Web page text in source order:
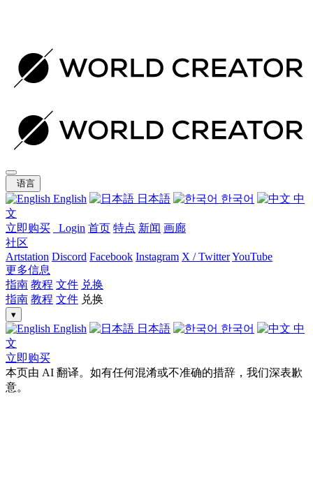
语言
English 日本語 한국어
中
文
立即购买
Login 首页 特点 新闻 画廊
社区
Artstation Discord Facebook Instagram X / TwitterYouTube
更多信息
指南 教程 文件 兑换
指南 教程 文件 兑换
▾
English 日本語 한국어
中
文
立即购买
本页由 AI 翻译。如有任何混淆或不准确的措辞，我们深表歉
意。